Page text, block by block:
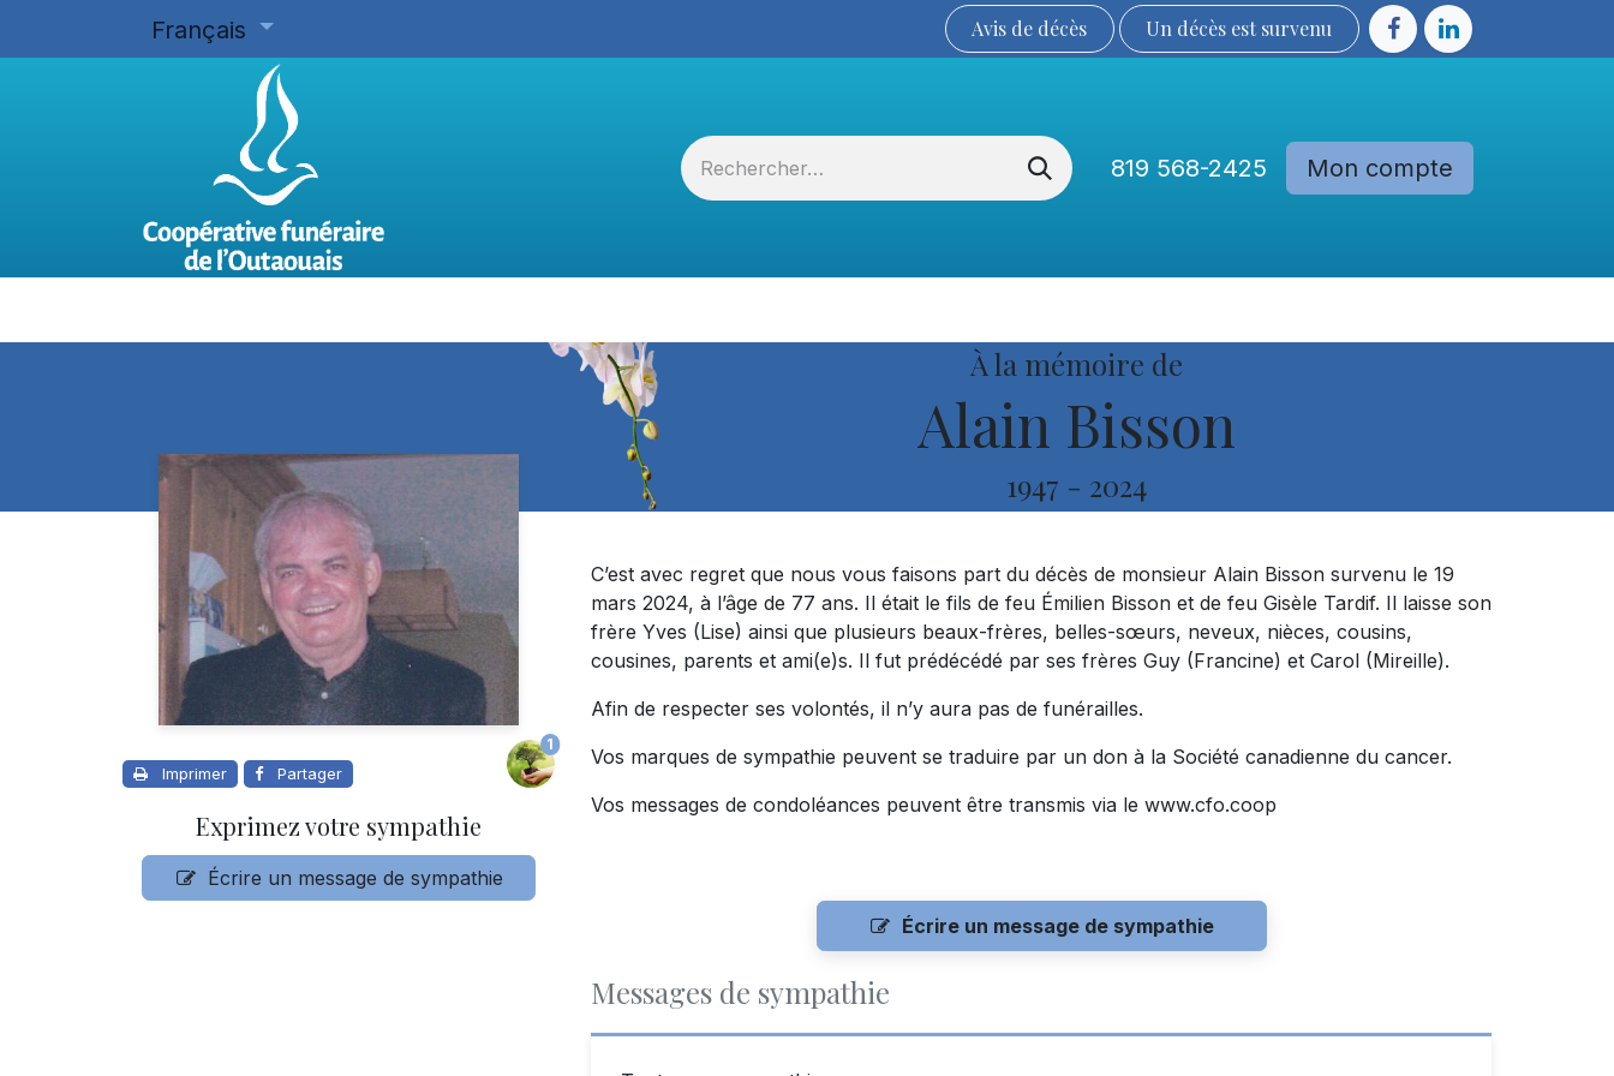
Français Avis de décès Un décès est sur​​​​​​​​ve​nu​​​​​​​​​​
819 568-2425 Mon compte
À la mémoire de
Alain Bisson
1947 - 2024
Imprimer Partager
1
Exprimez votre sympathie
Écrire un message de sympathie
C’est avec regret que nous vous faisons part du décès de monsieur Alain Bisson survenu le 19
mars 2024, à l’âge de 77 ans. Il était le fils de feu Émilien Bisson et de feu Gisèle Tardif. Il laisse son
frère Yves (Lise) ainsi que plusieurs beaux-frères, belles-sœurs, neveux, nièces, cousins,
cousines, parents et ami(e)s. Il fut prédécédé par ses frères Guy (Francine) et Carol (Mireille).
Afin de respecter ses volontés, il n’y aura pas de funérailles.
Vos marques de sympathie peuvent se traduire par un don à la Société canadienne du cancer.
Vos messages de condoléances peuvent être transmis via le www.cfo.coop
Écrire un message de sympathie
Messages de sympathie